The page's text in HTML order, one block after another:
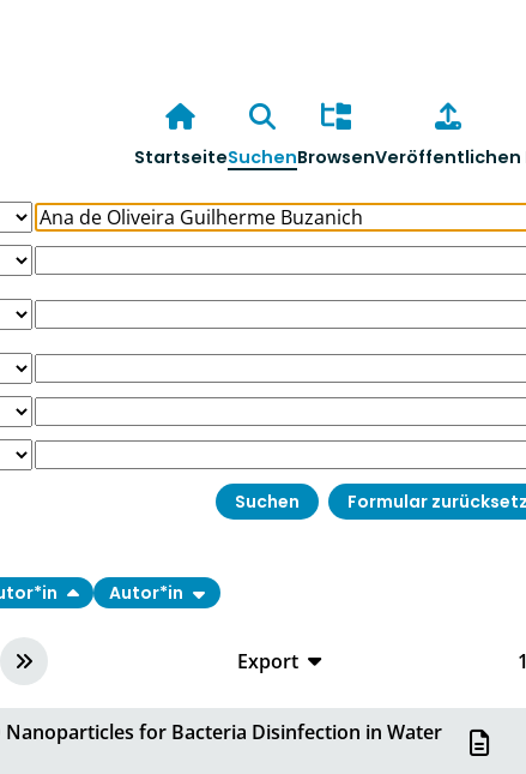
StartseiteSuchenBrowsenVeröffentlichen
Export
RIS
Autor*in
for Bacteria Disinfection in Water